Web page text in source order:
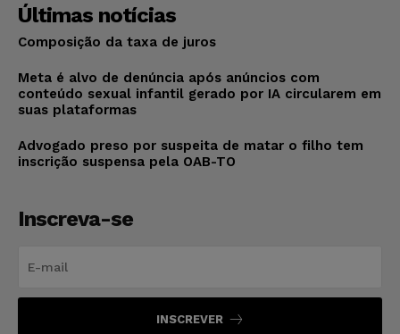
Últimas notícias
Composição da taxa de juros
Meta é alvo de denúncia após anúncios com
conteúdo sexual infantil gerado por IA circularem em
suas plataformas
Advogado preso por suspeita de matar o filho tem
inscrição suspensa pela OAB-TO
Inscreva-se
INSCREVER